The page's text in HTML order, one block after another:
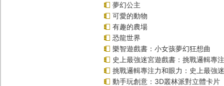
夢幻公主
可愛的動物
有趣的農場
恐龍世界
樂智遊戲書：小女孩夢幻狂想曲
史上最強迷宮遊戲書：挑戰邏輯專
挑戰邏輯專注力和眼力：史上最強
動手玩創意：3D叢林派對立體卡片